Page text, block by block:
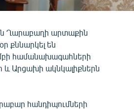
Ղարաբաղի արտաքին
քննարկել են
համանախագահների
Արցախի ակնկալիքներն
հանդիպումների